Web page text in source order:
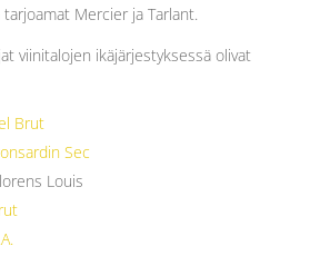
Mercier ja Tarlant.
viinitalojen ikäjärjestyksessä olivat
Brut
Sec
Louis